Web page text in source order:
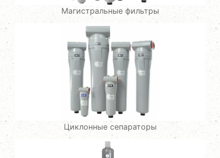
Магистральные фильтры
Циклонные сепараторы